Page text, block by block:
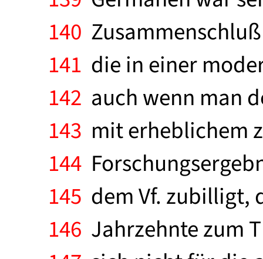
140
141 die in einer
142 auch wenn man
143 mit erheblichem
144
145 dem Vf. zubilligt,
146 Jahrzehnte zum